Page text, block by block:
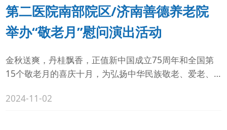
第二医院南部院区/济南善德养老院
举办“敬老月”慰问演出活动
金秋送爽，丹桂飘香，正值新中国成立75周年和全国第
15个敬老月的喜庆十月，为弘扬中华民族敬老、爱老、
唱团到山东大学第二医院南部院区 济南善德养老院举
2024-11-02